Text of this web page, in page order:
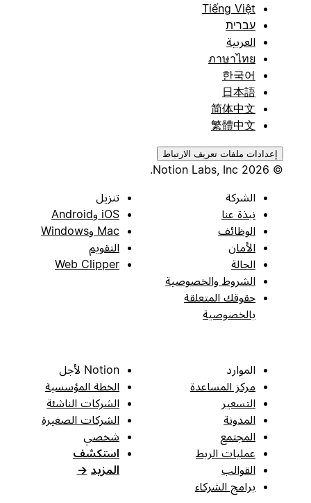
Tiếng Việt
עברית
العربية
ภาษาไทย
한국어
日本語
简体中文
繁體中文
إعدادات ملفات تعريف الارتباط
الشركة
نبذة عنا
الوظائف
الأمان
الحالة
الشروط والخصوصية
حقوقك المتعلقة
بالخصوصية
تنزيل
iOS وAndroid
Mac وWindows
التقويم
Web Clipper
الموارد
مركز المساعدة
التسعير
المدونة
المجتمع
عمليات الربط
القوالب
برامج الشركاء
Notion لأجل
الخطة المؤسسية
الشركات الناشئة
الشركات الصغيرة
شخصي
استكشف
المزيد →